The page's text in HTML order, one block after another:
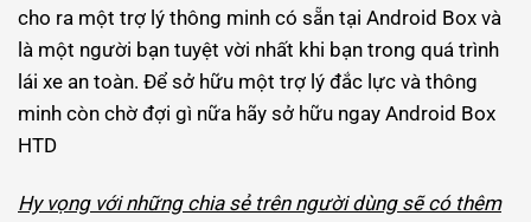
cho ra một trợ lý thông minh có sẵn tại Android Box và
là một người bạn tuyệt vời nhất khi bạn trong quá trình
lái xe an toàn. Để sở hữu một trợ lý đắc lực và thông
minh còn chờ đợi gì nữa hãy sở hữu ngay Android Box
HTD
Hy vọng với những chia sẻ trên người dùng sẽ có thêm